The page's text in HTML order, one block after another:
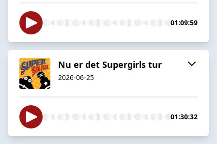
01:09:59
Nu er det Supergirls tur
2026-06-25
01:30:32